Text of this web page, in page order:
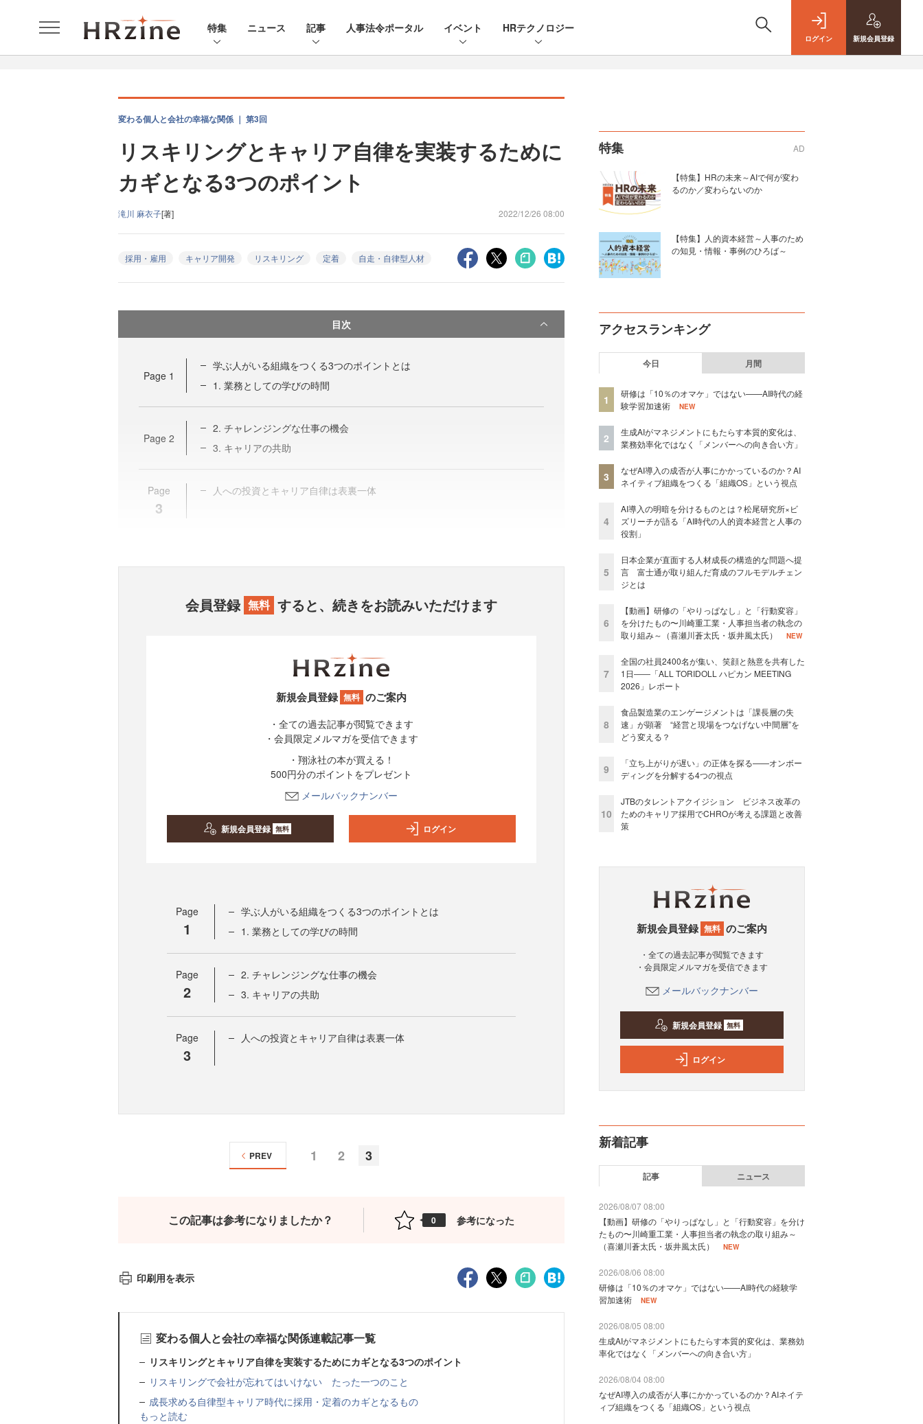
特集 ニュース 記事 人事法令ポータル イベント HRテクノロジー
ログイン 新規会員登録
変わる個人と会社の幸福な関係 ｜ 第3回
リスキリングとキャリア自律を実装するために
カギとなる3つのポイント
滝川 麻衣子[著] 2022/12/26 08:00
採用・雇用 キャリア開発 リスキリング 定着 自走・自律型人材
目次
Page 1
学ぶ人がいる組織をつくる3つのポイントとは
1. 業務としての学びの時間
Page 2
2. チャレンジングな仕事の機会
3. キャリアの共助
Page
3
人への投資とキャリア自律は表裏一体
会員登録 無料 すると、続きをお読みいただけます
新規会員登録 無料 のご案内
・全ての過去記事が閲覧できます
・会員限定メルマガを受信できます
・翔泳社の本が買える！
500円分のポイントをプレゼント
メールバックナンバー
新規会員登録 無料 ログイン
Page
1
学ぶ人がいる組織をつくる3つのポイントとは
1. 業務としての学びの時間
Page
2
2. チャレンジングな仕事の機会
3. キャリアの共助
Page
3
人への投資とキャリア自律は表裏一体
1 2 3
PREV
この記事は参考になりましたか？ 0 参考になった
印刷用を表示
変わる個人と会社の幸福な関係連載記事一覧
リスキリングとキャリア自律を実装するためにカギとなる3つのポイント
リスキリングで会社が忘れてはいけない たった一つのこと
成長求める自律型キャリア時代に採用・定着のカギとなるもの
もっと読む
特集 AD
【特集】HRの未来～AIで何が変わ
るのか／変わらないのか
【特集】人的資本経営～人事のため
の知見・情報・事例のひろば～
アクセスランキング
今日 月間
1
研修は「10％のオマケ」ではない——AI時代の経
験学習加速術
NEW
2
生成AIがマネジメントにもたらす本質的変化は、
業務効率化ではなく「メンバーへの向き合い方」
3
なぜAI導入の成否が人事にかかっているのか？AI
ネイティブ組織をつくる「組織OS」という視点
4
AI導入の明暗を分けるものとは？松尾研究所×ビ
ズリーチが語る「AI時代の人的資本経営と人事の
役割」
5
日本企業が直面する人材成長の構造的な問題へ提
言 富士通が取り組んだ育成のフルモデルチェン
ジとは
6
【動画】研修の「やりっぱなし」と「行動変容」
を分けたもの〜川崎重工業・人事担当者の執念の
取り組み～（喜瀬川蒼太氏・坂井風太氏）
NEW
7
全国の社員2400名が集い、笑顔と熱意を共有した
1日――「ALL TORIDOLL ハピカン MEETING
2026」レポート
8
食品製造業のエンゲージメントは「課長層の失
速」が顕著 “経営と現場をつなげない中間層”を
どう変える？
9
「立ち上がりが遅い」の正体を探る——オンボー
ディングを分解する4つの視点
10
JTBのタレントアクイジション ビジネス改革の
ためのキャリア採用でCHROが考える課題と改善
策
新規会員登録 無料 のご案内
・全ての過去記事が閲覧できます
・会員限定メルマガを受信できます
メールバックナンバー
新規会員登録 無料
ログイン
新着記事
記事 ニュース
2026/08/07 08:00
【動画】研修の「やりっぱなし」と「行動変容」を分け
たもの〜川崎重工業・人事担当者の執念の取り組み～
（喜瀬川蒼太氏・坂井風太氏）
NEW
2026/08/06 08:00
研修は「10％のオマケ」ではない——AI時代の経験学
習加速術
NEW
2026/08/05 08:00
生成AIがマネジメントにもたらす本質的変化は、業務効
率化ではなく「メンバーへの向き合い方」
2026/08/04 08:00
なぜAI導入の成否が人事にかかっているのか？AIネイテ
ィブ組織をつくる「組織OS」という視点